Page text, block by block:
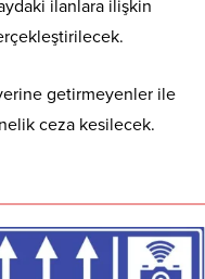
ilanlara ilişkin
getirmeyenler ile
ceza kesilecek.